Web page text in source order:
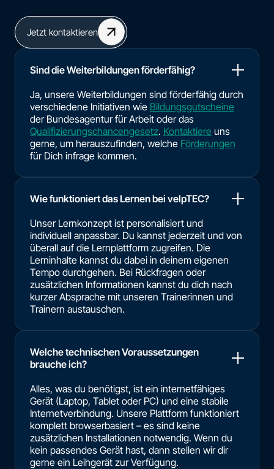
Jetzt kontaktieren
Sind die Weiterbildungen förderfähig?
Ja, unsere Weiterbildungen sind förderfähig durch
verschiedene Initiativen wie Bildungsgutscheine
der Bundesagentur für Arbeit oder das
Qualifizierungschancengesetz. Kontaktiere uns
gerne, um herauszufinden, welche Förderungen
für Dich infrage kommen.
Wie funktioniert das Lernen bei velpTEC?
Unser Lernkonzept ist personalisiert und
individuell anpassbar. Du kannst jederzeit und von
überall auf die Lernplattform zugreifen. Die
Lerninhalte kannst du dabei in deinem eigenen
Tempo durchgehen. Bei Rückfragen oder
zusätzlichen Informationen kannst du dich nach
kurzer Absprache mit unseren Trainerinnen und
Trainern austauschen.
Welche technischen Voraussetzungen
brauche ich?
Alles, was du benötigst, ist ein internetfähiges
Gerät (Laptop, Tablet oder PC) und eine stabile
Internetverbindung. Unsere Plattform funktioniert
komplett browserbasiert – es sind keine
zusätzlichen Installationen notwendig. Wenn du
kein passendes Gerät hast, dann stellen wir dir
gerne ein Leihgerät zur Verfügung.